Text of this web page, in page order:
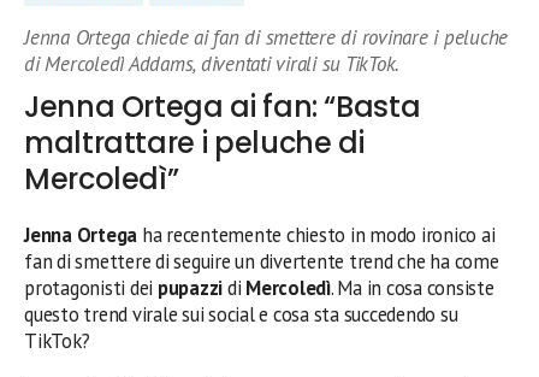
Jenna Ortega chiede ai fan di smettere di rovinare i peluche
di Mercoledì Addams, diventati virali su TikTok.
Jenna Ortega ai fan: “Basta
maltrattare i peluche di
Mercoledì”
Jenna Ortega ha recentemente chiesto in modo ironico ai
fan di smettere di seguire un divertente trend che ha come
protagonisti dei pupazzidi Mercoledì. Ma in cosa consiste
questo trend virale sui social e cosa sta succedendo su
TikTok?